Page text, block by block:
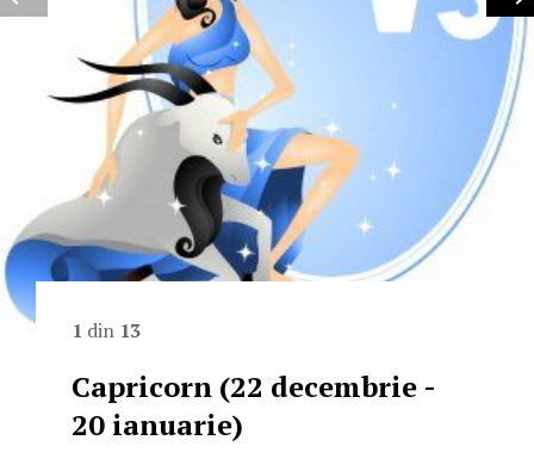
1 din 13
Capricorn (22 decembrie -
20 ianuarie)